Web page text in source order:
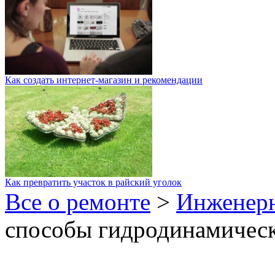
Как создать интернет-магазин и рекомендации
Как превратить участок в райский уголок
Все о ремонте >
способы